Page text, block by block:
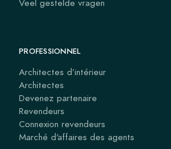
PROFESSIONNEL
Architectes d’intérieur
Architectes
Devenez partenaire
Revendeurs
Connexion revendeurs
Marché d'affaires des agents